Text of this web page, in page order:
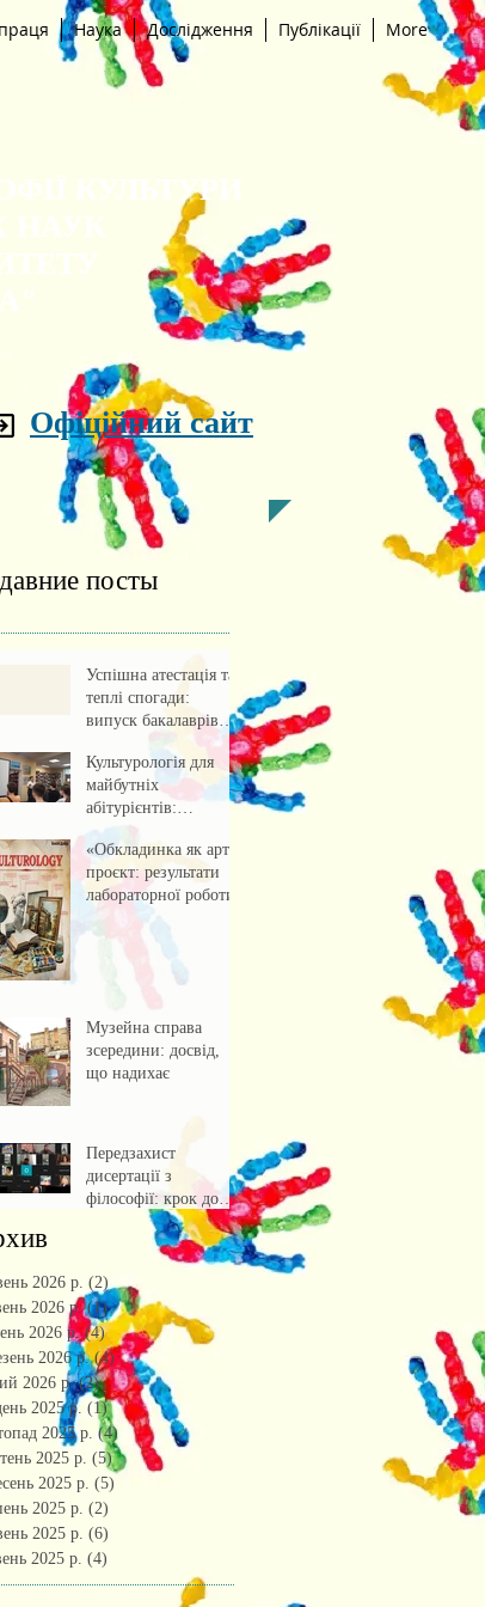
Наука Дослідження Публікації More
КУЛЬТУРИ
Офіційний сайт
посты
Успішна атестація та
теплі спогади:
випуск бакалаврів
культурології 2026
Культурологія для
майбутніх
абітурієнтів:
профорієнтаційна
зустріч із учнями
ліцею
«Обкладинка як арт-
проєкт: результати
лабораторної роботи»
Музейна справа
зсередини: досвід,
що надихає
Передзахист
дисертації з
філософії: крок до
осмислення епохи
штучного інтелекту.
2026 р. (2)2 пости
2026 р. (1)1 пост
2026 р. (4)4 пости
2026 р. (4)4 пости
2026 р. (2)2 пости
2025 р. (1)1 пост
2025 р. (4) 4 пости
2025 р. (5)5 постів
2025 р. (5)
2025 р. (2)
2025 р. (6)
2025 р. (4)